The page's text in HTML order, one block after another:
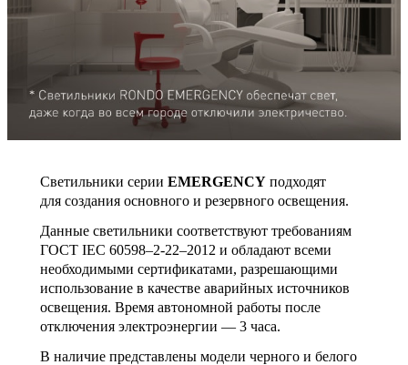
Светильники серии EMERGENCY подходят
для создания основного и резервного освещения.
Данные светильники соответствуют требованиям
ГОСТ IEC 60598–2-22–2012 и обладают всеми
необходимыми сертификатами, разрешающими
использование в качестве аварийных источников
освещения. Время автономной работы после
отключения электроэнергии — 3 часа.
В наличие представлены модели черного и белого